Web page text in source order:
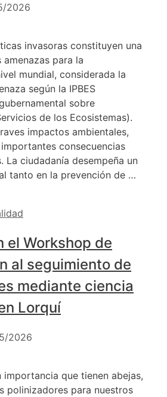
2026
invasoras constituyen una
para la
mundial, considerada la
según la IPBES
sobre
de los Ecosistemas).
impactos ambientales,
consecuencias
La ciudadanía desempeña un
tanto en la prevención de …
el Workshop de
al seguimiento de
mediante ciencia
Lorquí
2026
importancia que tienen abejas,
polinizadores para nuestros